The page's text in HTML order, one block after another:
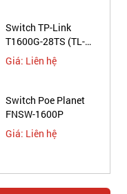
Switch TP-Link
T1600G-28TS (TL-
SG2424)
Giá: Liên hệ
Switch Poe Planet
FNSW-1600P
Giá: Liên hệ